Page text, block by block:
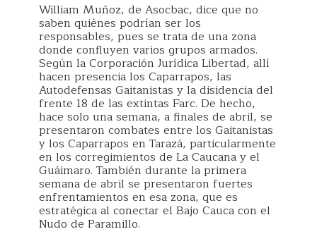
William Muñoz, de Asocbac, dice que no
saben quiénes podrían ser los
responsables, pues se trata de una zona
donde confluyen varios grupos armados.
Según la Corporación Jurídica Libertad, allí
hacen presencia los Caparrapos, las
Autodefensas Gaitanistas y la disidencia del
frente 18 de las extintas Farc. De hecho,
hace solo una semana, a finales de abril, se
presentaron combates entre los Gaitanistas
y los Caparrapos en Tarazá, particularmente
en los corregimientos de La Caucana y el
Guáimaro. También durante la primera
semana de abril se presentaron fuertes
enfrentamientos en esa zona, que es
estratégica al conectar el Bajo Cauca con el
Nudo de Paramillo.